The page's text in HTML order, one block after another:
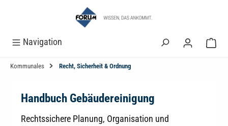
Navigation
Kommunales Recht, Sicherheit & Ordnung
Handbuch Gebäudereinigung
Rechtssichere Planung, Organisation und